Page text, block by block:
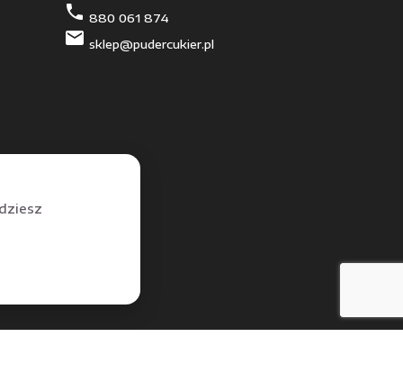
phone 880 061 874
mail sklep@pudercukier.pl